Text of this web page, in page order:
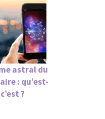
astral du
: qu’est-
?